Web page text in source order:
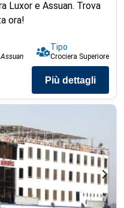
Luxor e Assuan. Trova
ora!
Tipo
Crociera Superiore
Più dettagli